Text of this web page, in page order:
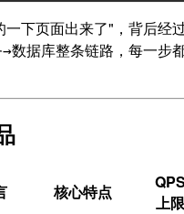
下页面出来了"，背后经
数据库整条链路，每一步
核心特点
QPS
上限